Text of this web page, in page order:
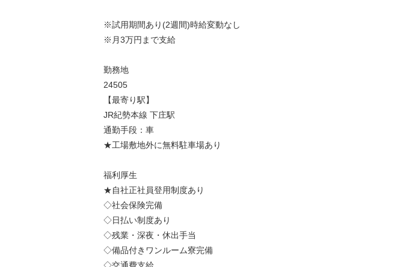
※試用期間あり(2週間)時給変動なし
※月3万円まで支給
勤務地
24505
【最寄り駅】
JR紀勢本線 下庄駅
通勤手段：車
★工場敷地外に無料駐車場あり
福利厚生
★自社正社員登用制度あり
◇社会保険完備
◇日払い制度あり
◇残業・深夜・休出手当
◇備品付きワンルーム寮完備
◇交通費支給